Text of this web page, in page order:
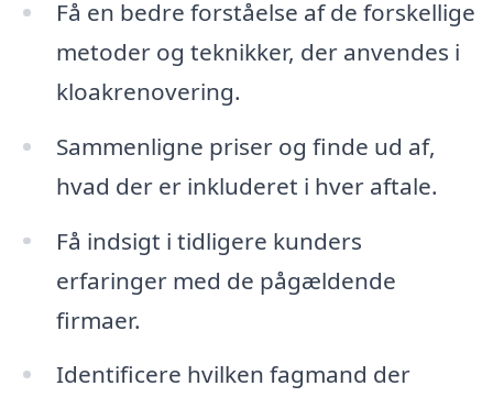
Få en bedre forståelse af de forskellige
metoder og teknikker, der anvendes i
kloakrenovering.
Sammenligne priser og finde ud af,
hvad der er inkluderet i hver aftale.
Få indsigt i tidligere kunders
erfaringer med de pågældende
firmaer.
Identificere hvilken fagmand der